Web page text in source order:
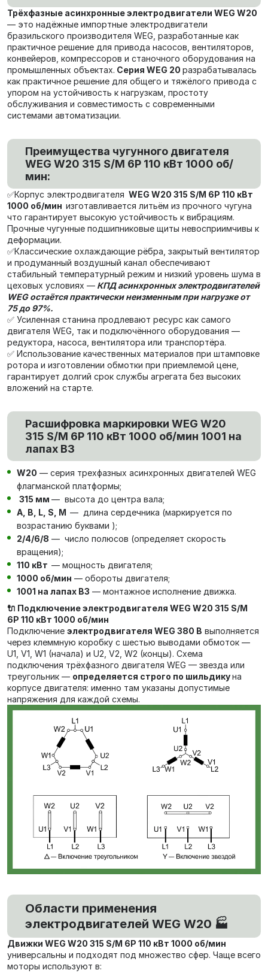
Трёхфазные асинхронные электродвигатели WEG W20
— это надёжные импортные электродвигатели
бразильского производителя WEG, разработанные как
практичное решение для привода насосов, вентиляторов,
конвейеров, компрессоров и станочного оборудования на
промышленных объектах. Серия WEG 20 разрабатывалась
как практичное решение для общего и тяжёлого привода с
упором на устойчивость к нагрузкам, простоту
обслуживания и совместимость с современными
системами автоматизации.
Преимущества чугунного двигателя
WEG W20 315 S/M 6P 110 кВт 1000 об/
мин:
✅Корпус электродвигателя WEG W20 315 S/M 6P 110 кВт
1000 об/мин изготавливается литьём из прочного чугуна
что гарантирует высокую устойчивость к вибрациям.
Прочные чугунные подшипниковые щиты невосприимчивы к
деформации.
✅Классические охлаждающие рёбра, закрытый вентилятор
и продуманный воздушный канал обеспечивают
стабильный температурный режим и низкий уровень шума в
цеховых условиях — КПД асинхронных электродвигателей
WEG остаётся практически неизменным при нагрузке от
75 до 97%.
✅ Усиленная станина продлевают ресурс как самого
двигателя WEG, так и подключённого оборудования —
редуктора, насоса, вентилятора или транспортёра.
✅ Использование качественных материалов при штамповке
ротора и изготовлении обмотки при приемлемой цене,
гарантирует долгий срок службы агрегата без высоких
вложений на старте.
Расшифровка маркировки WEG W20
315 S/M 6P 110 кВт 1000 об/мин 1001 на
лапах В3
W20 — серия трехфазных асинхронных двигателей WEG
флагманской платформы;
315 мм — высота до центра вала;
А, В, L, S, М — длина сердечника (маркируется по
возрастанию буквами );
2/4/6/8 — число полюсов (определяет скорость
вращения);
110 кВт — мощность двигателя;
1000 об/мин — обороты двигателя;
1001 на лапах В3 — монтажное исполнение движка.
🔌 Подключение электродвигателя WEG W20 315 S/M
6P 110 кВт 1000 об/мин
Подключение электродвигателя WEG 380 В выполняется
через клеммную коробку с шестью выводами обмоток —
U1, V1, W1 (начала) и U2, V2, W2 (концы). Схема
подключения трёхфазного двигателя WEG — звезда или
треугольник — определяется строго по шильдикуна
корпусе двигателя: именно там указаны допустимые
напряжения для каждой схемы.
Области применения
электродвигателей WEG W20 🏭
Движки WEG W20 315 S/M 6P 110 кВт 1000 об/мин
универсальны и подходят под множество сфер. Чаще всего
моторы используют в: